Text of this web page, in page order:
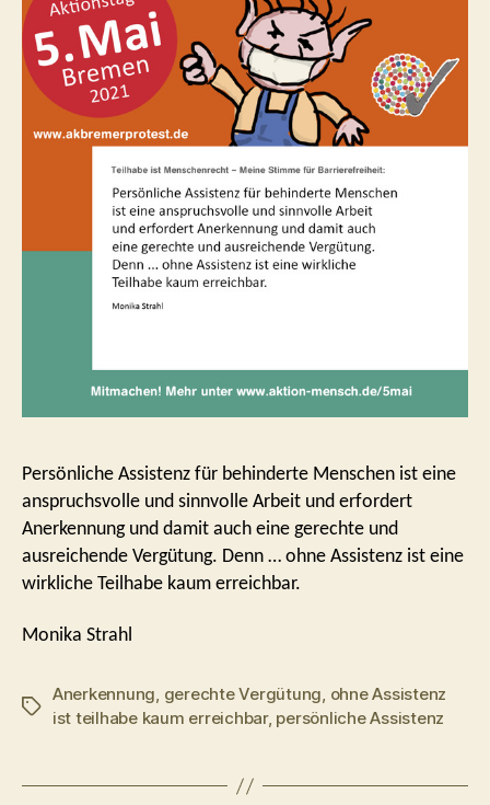
Persönliche Assistenz für behinderte Menschen ist eine
anspruchsvolle und sinnvolle Arbeit und erfordert
Anerkennung und damit auch eine gerechte und
ausreichende Vergütung. Denn … ohne Assistenz ist eine
wirkliche Teilhabe kaum erreichbar.
Monika Strahl
Schlagwörter
Anerkennung, gerechte Vergütung, ohne Assistenz
ist teilhabe kaum erreichbar, persönliche Assistenz